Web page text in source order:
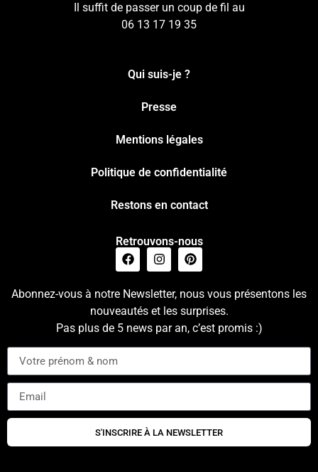
Il suffit de passer un coup de fil au
06 13 17 19 35
Qui suis-je ?
Presse
Mentions légales
Politique de confidentialité
Restons en contact
Retrouvons-nous
Abonnez-vous à notre Newsletter, nous vous présentons les
nouveautés et les surprises.
Pas plus de 5 news par an, c’est promis :)
S'INSCRIRE À LA NEWSLETTER